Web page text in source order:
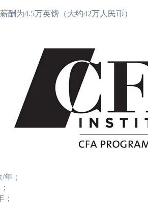
为4.5万英镑（大约42万人民币）
；